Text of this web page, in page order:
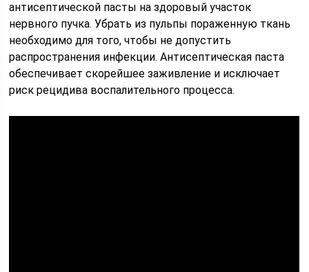
антисептической пасты на здоровый участок
нервного пучка. Убрать из пульпы пораженную ткань
необходимо для того, чтобы не допустить
распространения инфекции. Антисептическая паста
обеспечивает скорейшее заживление и исключает
риск рецидива воспалительного процесса.